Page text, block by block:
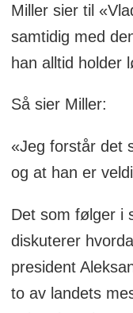
Miller sier til
samtidig med
han alltid holder
Så sier Miller:
«Jeg forstår det
og at han er
Det som følger i
diskuterer
president
to av landets